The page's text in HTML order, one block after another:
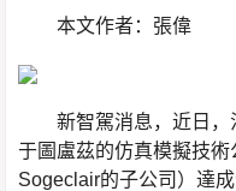
本文作者：張偉
新智駕消息，近日
于圖盧茲的仿真模擬技
Sogeclair的子公司）達